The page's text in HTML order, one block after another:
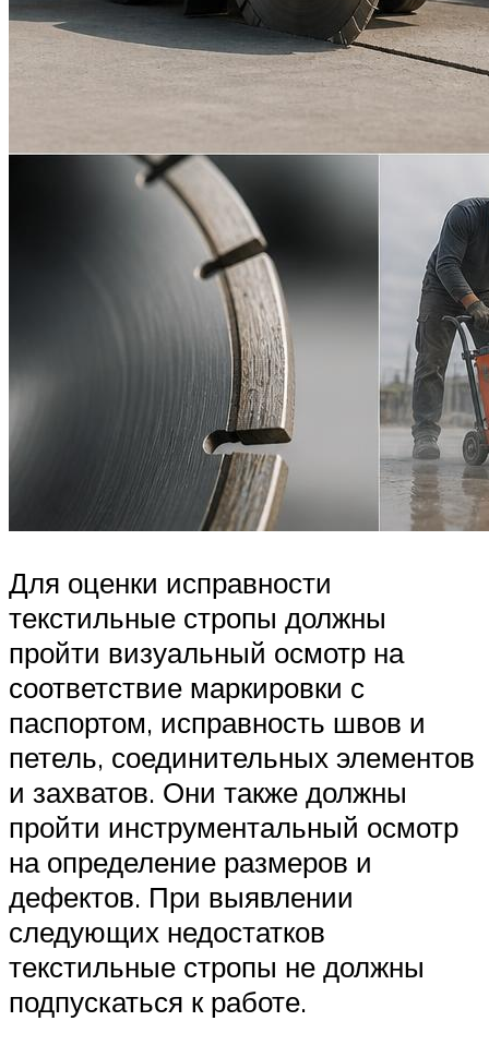
Для оценки исправности
текстильные стропы должны
пройти визуальный осмотр на
соответствие маркировки с
паспортом, исправность швов и
петель, соединительных элементов
и захватов. Они также должны
пройти инструментальный осмотр
на определение размеров и
дефектов. При выявлении
следующих недостатков
текстильные стропы не должны
подпускаться к работе.